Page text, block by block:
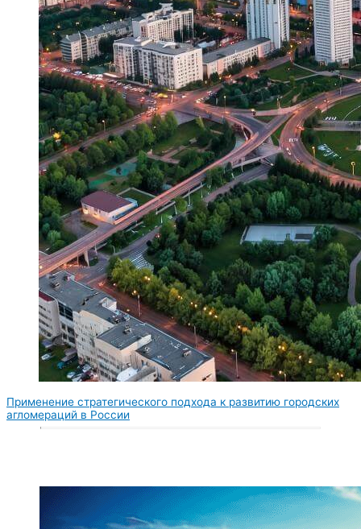
Применение стратегического подхода к развитию городских
агломераций в России